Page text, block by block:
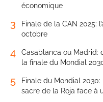
économique
3
Finale de la CAN 2025:
octobre
4
Casablanca ou Madrid:
la finale du Mondial
5
Finale du Mondial
sacre de la Roja face à